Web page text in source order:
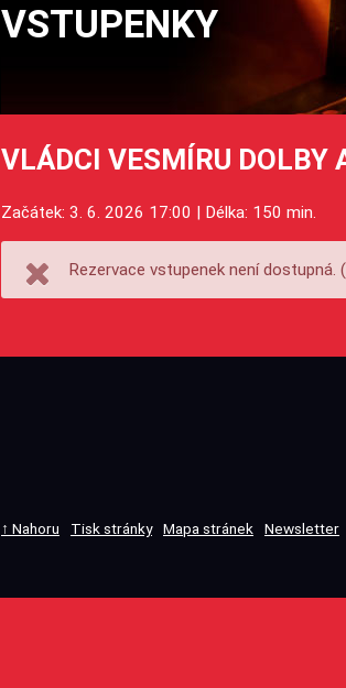
VSTUPENKY
VLÁDCI VESMÍRU DOLBY
Začátek: 3. 6. 2026 17:00 | Délka: 150 min.
Rezervace vstupenek není
↑ Nahoru Tisk stránky Mapa stránek Newsletter